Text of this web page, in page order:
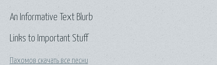
Links to Important Stuff
Пахомов скачать все песни
An Informative Text Blurb